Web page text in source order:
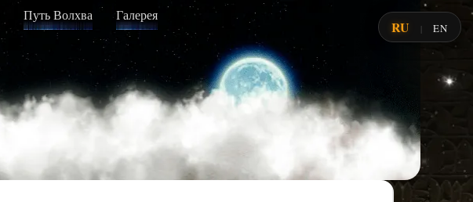
Путь Волхва Галерея
RU | EN